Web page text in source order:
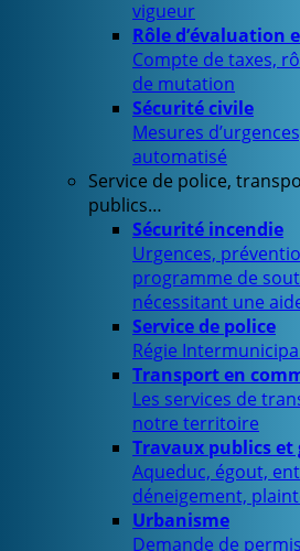
vigueur
Rôle d’évaluation
Compte de taxes,
de mutation
Sécurité civile
Mesures
automatisé
Service de police,
publics…
Sécurité incendie
Urgences,
programme de
nécessitant une
Service de police
Régie
Transport en
Les services de
notre territoire
Travaux publics et
Aqueduc, égout,
déneigement,
Urbanisme
Demande de